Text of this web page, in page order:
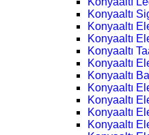
Konyaaltı
Konyaaltı
Konyaaltı
Konyaaltı
Konyaaltı
Konyaaltı
Konyaaltı
Konyaaltı
Konyaaltı
Konyaaltı